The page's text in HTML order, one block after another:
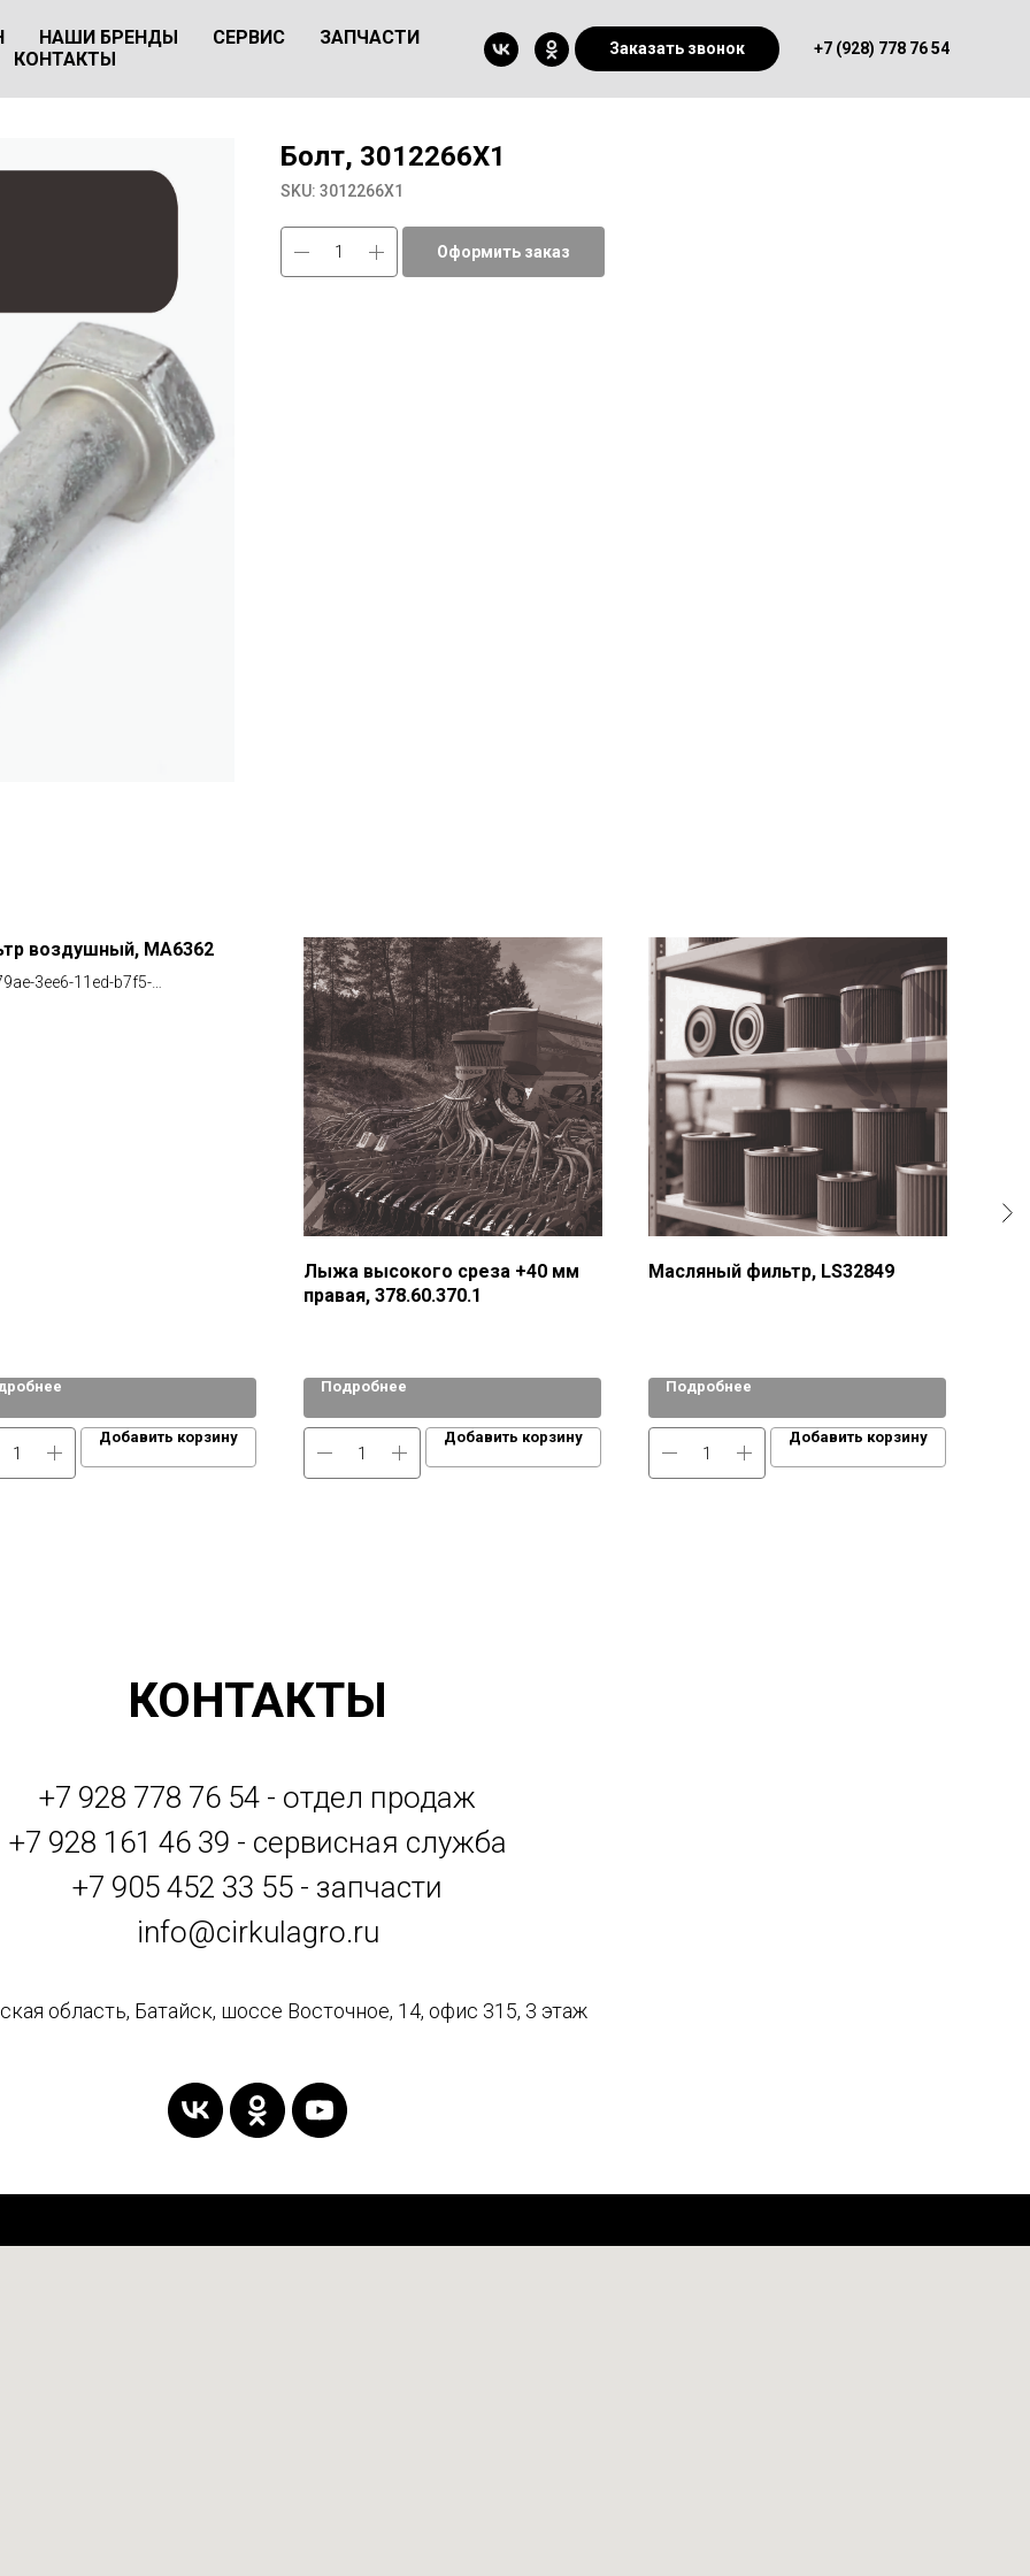
НАШИ БРЕНДЫ СЕРВИС
ЗАПЧАСТИ
КОНТАКТЫ
Заказать звонок +7 (928) 778 76 54
Болт, 3012266X1
SKU: 3012266X1
Оформить заказ
воздушный, MA6362
3ee6-11ed-b7f5-
Добавить корзину
Лыжа высокого среза +40 мм
правая, 378.60.370.1
Подробнее
Добавить корзину
Масляный фильтр, LS32849
Подробнее
Добавить корзину
КОНТАКТЫ
+7 928 778 76 54 - отдел продаж
+7 928 161 46 39 - сервисная служба
+7 905 452 33 55 - запчасти
info@cirkulagro.ru
область, Батайск, шоссе Восточное, 14, офис 315, 3 этаж